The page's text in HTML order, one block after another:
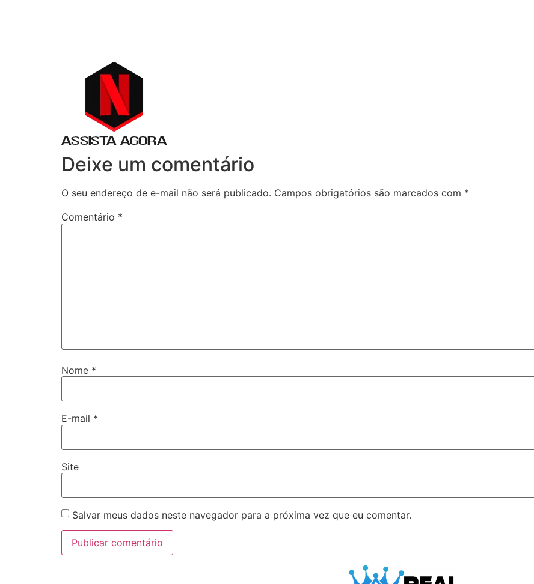
Deixe um comentário
O seu endereço de e-mail não será publicado. Campos obrigatórios são marcados com *
Comentário *
Nome *
E-mail *
Site
Salvar meus dados neste navegador para a próxima vez que eu comentar.